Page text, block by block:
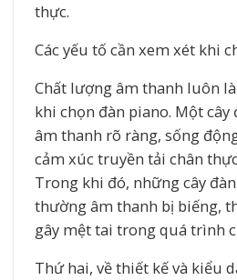
thực.
Các yếu tố cần xem xét khi
Chất lượng âm thanh luôn
khi chọn đàn piano. Một cây
âm thanh rõ ràng, sống
cảm xúc truyền tải chân
Trong khi đó, những cây
thường âm thanh bị biếng,
gây mệt tai trong quá trình
Thứ hai, về thiết kế và kiểu